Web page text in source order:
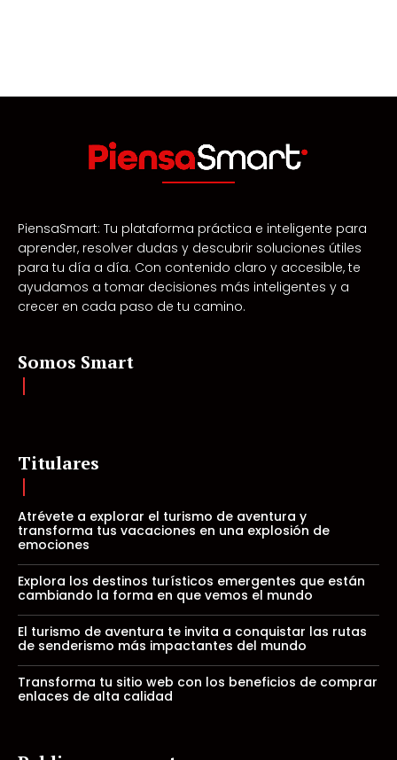
PiensaSmart: Tu plataforma práctica e inteligente para
aprender, resolver dudas y descubrir soluciones útiles
para tu día a día. Con contenido claro y accesible, te
ayudamos a tomar decisiones más inteligentes y a
crecer en cada paso de tu camino.
Somos Smart
Titulares
Atrévete a explorar el turismo de aventura y
transforma tus vacaciones en una explosión de
emociones
Explora los destinos turísticos emergentes que están
cambiando la forma en que vemos el mundo
El turismo de aventura te invita a conquistar las rutas
de senderismo más impactantes del mundo
Transforma tu sitio web con los beneficios de comprar
enlaces de alta calidad